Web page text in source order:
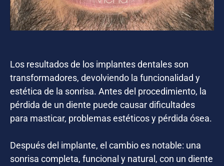
Los resultados de los implantes dentales son
transformadores, devolviendo la funcionalidad y
estética de la sonrisa. Antes del procedimiento, la
pérdida de un diente puede causar dificultades
para masticar, problemas estéticos y pérdida ósea.
Después del implante, el cambio es notable: una
sonrisa completa, funcional y natural, con un diente